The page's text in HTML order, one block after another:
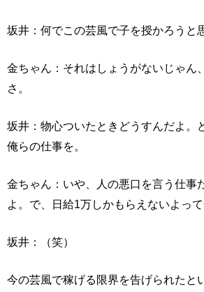
坂井：何でこの芸風で子を授かろうと
金ちゃん：それはしょうがないじゃん
さ。
坂井：物心ついたときどうすんだよ。
俺らの仕事を。
金ちゃん：いや、人の悪口を言う仕事
よ。で、日給1万しかもらえないよって
坂井：（笑）
今の芸風で稼げる限界を告げられたと